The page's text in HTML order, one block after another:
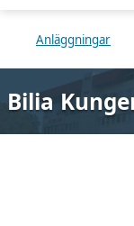
Anläggningar
Bilia